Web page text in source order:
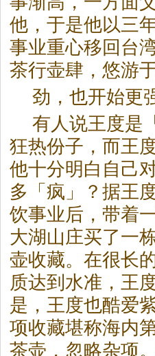
他，于是他以三
事业重心移回台
茶行壶肆，悠游
劲，也开始更
有人说王度是
狂热份子，而王
他十分明白自己
多「疯」？据王
饮事业后，带着
大湖山庄买了一
壶收藏。在很长
质达到水准，王
是，王度也酷爱
项收藏堪称海内
茶壶，忽略杂项